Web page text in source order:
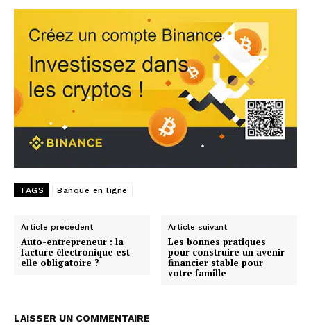
TAGS Banque en ligne
Article précédent
Auto-entrepreneur : la
facture électronique est-
elle obligatoire ?
Article suivant
Les bonnes pratiques
pour construire un avenir
financier stable pour
votre famille
LAISSER UN COMMENTAIRE